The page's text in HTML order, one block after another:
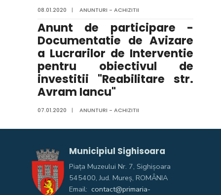
08.01.2020 | ANUNTURI - ACHIZITII
Anunt de participare -
Documentatie de Avizare
a Lucrarilor de Interventie
pentru obiectivul de
investitii "Reabilitare str.
Avram Iancu"
07.01.2020 | ANUNTURI - ACHIZITII
Municipiul Sighisoara
Piața Muzeului Nr. 7, Sighişoara
545400, Jud. Mureş, ROMÂNIA
Email: contact@primaria-